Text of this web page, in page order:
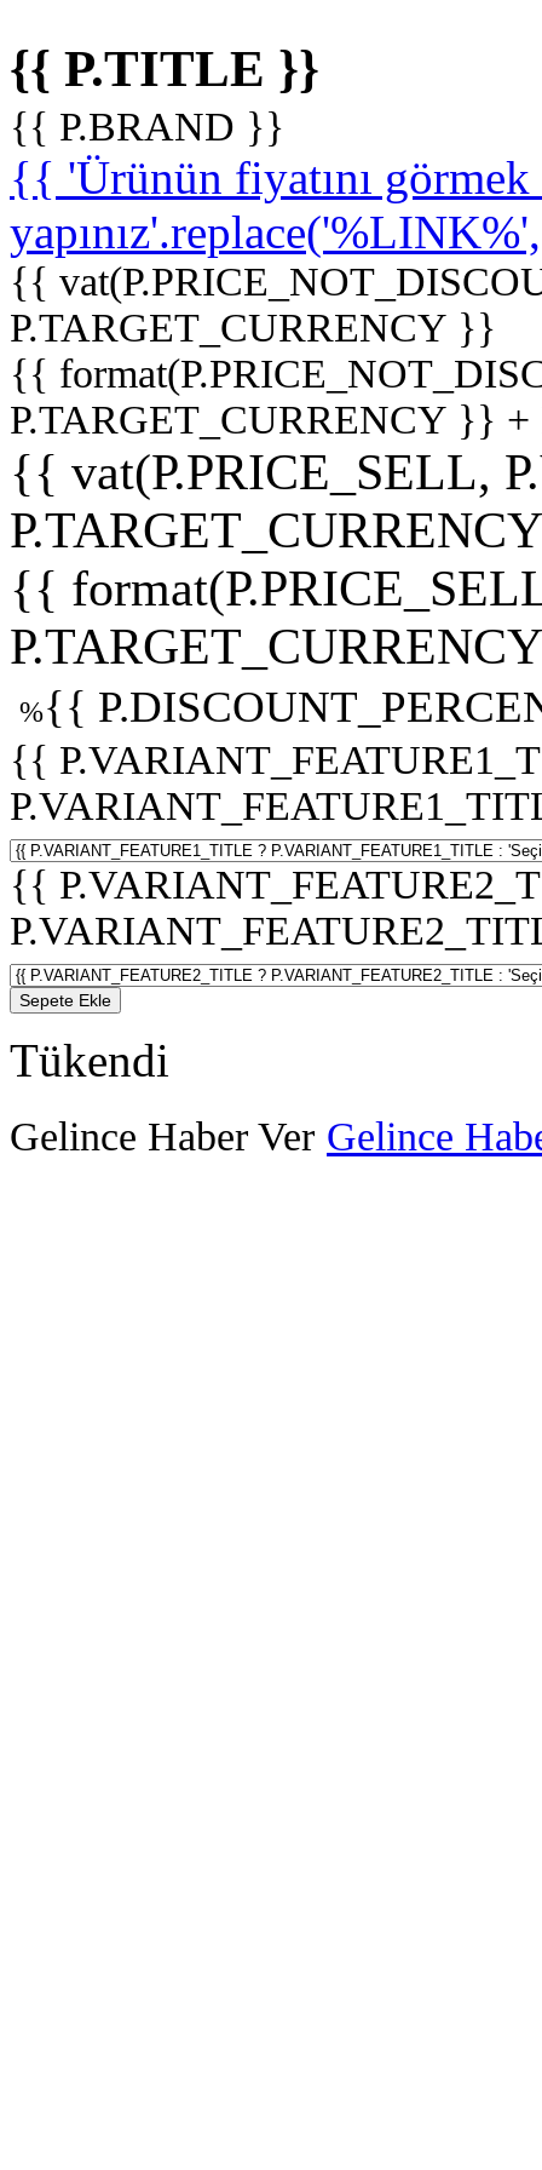
{{ P.TITLE }}
{{ P.BRAND }}
{{ 'Ürünün fiyatını
{{
P.TARGET_CURRENCY }}
{{
P.TARGET_CURRENCY }}
{{ vat(P.PRICE_SELL,
{{
%{{
{{
{{
Sepete Ekle
Tükendi
Gelince Haber Ver Gelince